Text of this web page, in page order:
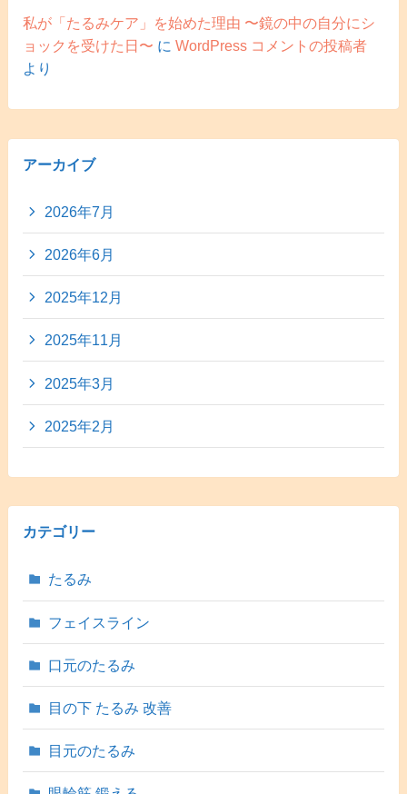
私が「たるみケア」を始めた理由 〜鏡の中の自分にシ
ョックを受けた日〜 に WordPress コメントの投稿者
より
アーカイブ
2026年7月
2026年6月
2025年12月
2025年11月
2025年3月
2025年2月
カテゴリー
たるみ
フェイスライン
口元のたるみ
目の下 たるみ 改善
目元のたるみ